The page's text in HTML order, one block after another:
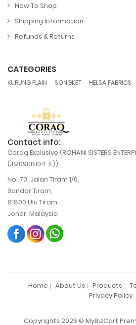
How To Shop
Shipping Information
Refunds & Returns
CATEGORIES
KURUNG PLAIN SONGKET HELSA FABRICS
Contact info:
Coraq Exclusive (ROHANI SISTERS
(JM0908104-K))
No. 70, Jalan Tiram 1/6,
Bandar Tiram,
81800 Ulu Tiram,
Johor, Malaysia
Home About Us Products
Privacy Policy
Copyrights 2026 © MyBizCart